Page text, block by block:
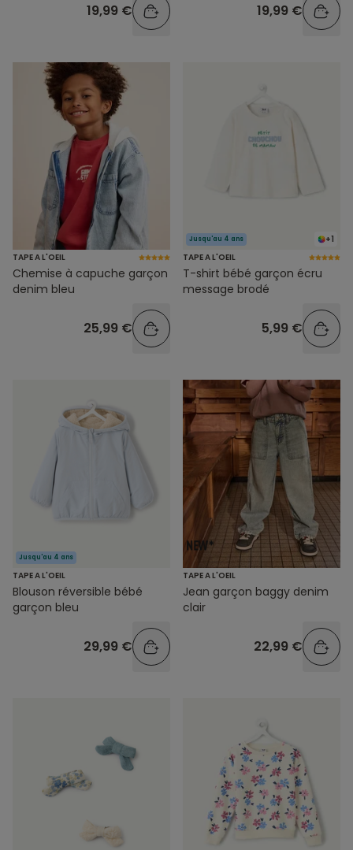
19,99 € 19,99 €
TAPE A L'OEIL
Chemise à capuche garçon
denim bleu
25,99 €
+1
Jusqu'au 4 ans
TAPE A L'OEIL
T-shirt bébé garçon écru
message brodé
5,99 €
Jusqu'au 4 ans
TAPE A L'OEIL
Blouson réversible bébé
garçon bleu
29,99 €
TAPE A L'OEIL
Jean garçon baggy denim
clair
22,99 €